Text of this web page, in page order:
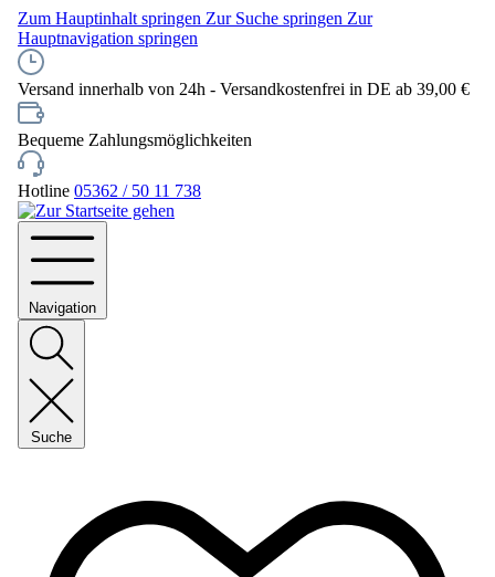
Zum Hauptinhalt springen Zur Suche springen Zur
Hauptnavigation springen
Versand innerhalb von 24h - Versandkostenfrei in DE ab 39,00 €
Bequeme Zahlungsmöglichkeiten
Hotline 05362 / 50 11 738
Navigation
Suche